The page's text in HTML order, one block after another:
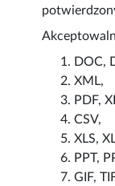
DOC,
XML,
PDF,
CSV,
XLS,
PPT,
GIF,